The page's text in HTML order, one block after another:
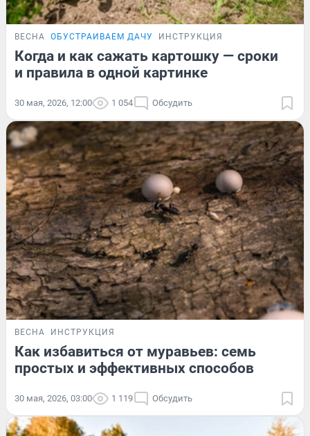
ВЕСНА ОБУСТРАИВАЕМ ДАЧУ ИНСТРУКЦИЯ
Когда и как сажать картошку — сроки
и правила в одной картинке
30 мая, 2026, 12:00 1 054 Обсудить
ВЕСНА ИНСТРУКЦИЯ
Как избавиться от муравьев: семь
простых и эффективных способов
30 мая, 2026, 03:00 1 119 Обсудить